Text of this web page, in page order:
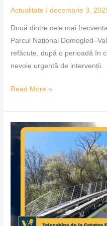
Actualitate /decembrie 3,
Două dintre cele mai
Parcul Național
refăcute, după o perioadă în
nevoie urgentă de intervenții.
Read More »
Telecabina
de
la
Cetatea
Devei,
oprită
temporar
–